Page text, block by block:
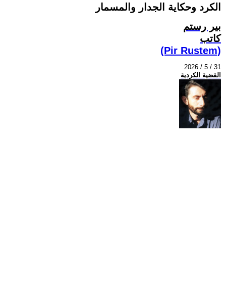
الكرد وحكاية الجدار والمسمار
بير رستم
كاتب
(Pir Rustem)
2026 / 5 / 31
القضية الكردية